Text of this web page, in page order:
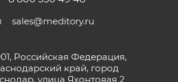
sales@meditory.ru
Российская Федерация,
край, город
улица Яхонтовая 2